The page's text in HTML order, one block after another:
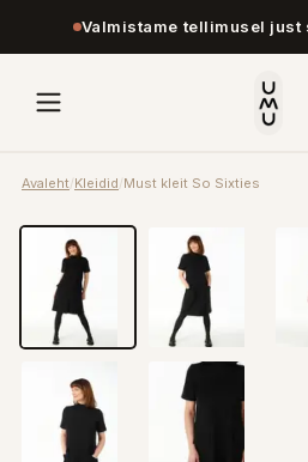
Valmistame tellimusel just
Avaleht/Kleidid/Must kleit So Sixties